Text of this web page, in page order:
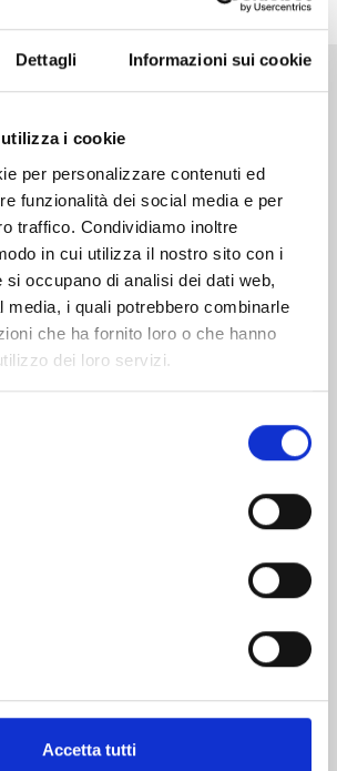
Dettagli Informazioni sui cookie
i cookie
per personalizzare contenuti ed
funzionalità dei social media e per
traffico. Condividiamo inoltre
in cui utilizza il nostro sito con i
si occupano di analisi dei dati web,
media, i quali potrebbero combinarle
che ha fornito loro o che hanno
dei loro servizi.
Accetta tutti
Mostra tutto